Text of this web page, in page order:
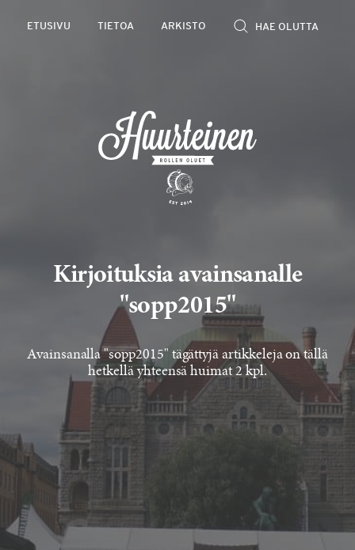
ETUSIVU TIETOA ARKISTO
Kirjoituksia avainsanalle
"sopp2015"
Avainsanalla "sopp2015" tägättyjä artikkeleja on tällä
hetkellä yhteensä huimat 2 kpl.